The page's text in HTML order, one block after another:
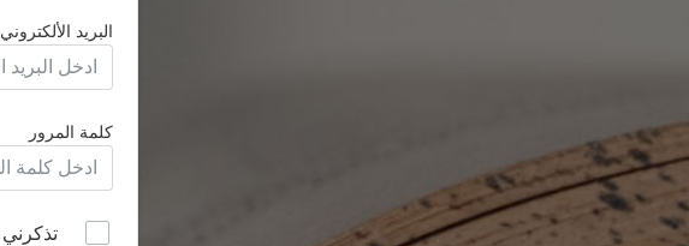
البريد الألكتروني
كلمة المرور
تذكرني